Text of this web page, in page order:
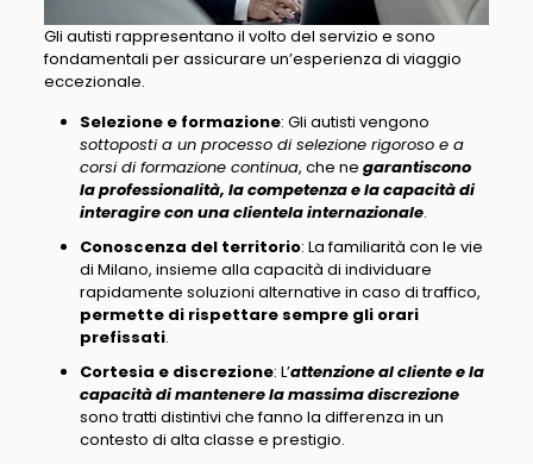
Gli autisti rappresentano il volto del servizio e sono
fondamentali per assicurare un’esperienza di viaggio
eccezionale.
Selezione e formazione: Gli autisti vengono
sottoposti a un processo di selezione rigoroso e a
corsi di formazione continua, che ne garantiscono
la professionalità, la competenza e la capacità di
interagire con una clientela internazionale.
Conoscenza del territorio: Lafamiliarità con le vie
di Milano, insieme alla capacità di individuare
rapidamente soluzioni alternative in caso di traffico,
permette di rispettare sempre gli orari
prefissati.
Cortesia e discrezione: L’attenzione al cliente e la
capacità di mantenere la massima discrezione
sono tratti distintivi che fanno la differenza in un
contesto di alta classe e prestigio.